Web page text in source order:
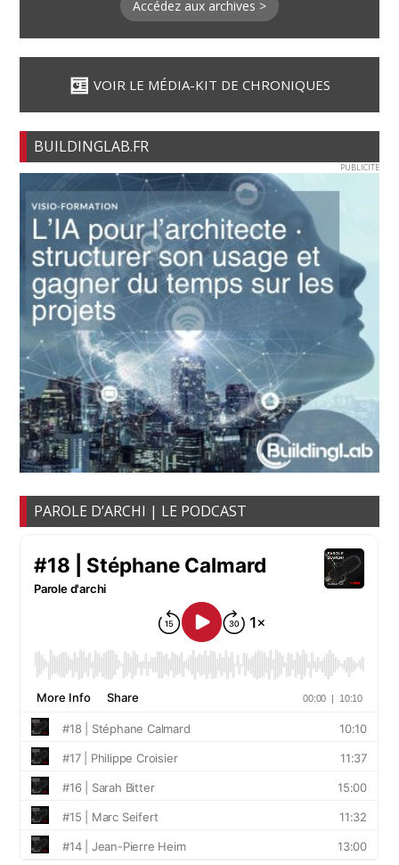
Accédez aux archives >
VOIR LE MÉDIA-KIT DE CHRONIQUES
BUILDINGLAB.FR
PUBLICITE
PAROLE D’ARCHI | LE PODCAST